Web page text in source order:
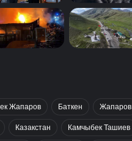
Жапаров Баткен Жапаров
Казакстан Камчыбек Ташиев